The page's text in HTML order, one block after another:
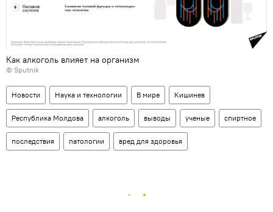
Как алкоголь влияет на организм
© Sputnik
Новости Наука и технологии В мире Кишинев
Республика Молдова алкоголь выводы ученые спиртное
последствия патологии вред для здоровья